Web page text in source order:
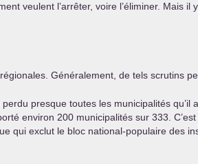
veulent l’arrêter, voire l’éliminer. Mais
Généralement, de tels scrutins
presque toutes les municipalités
environ 200 municipalités sur 333.
qui exclut le bloc national-populaire des